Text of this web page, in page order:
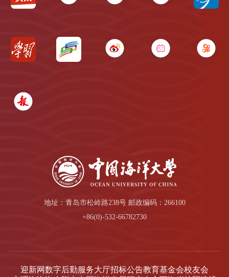
地址：青岛市松岭路238号 邮政编码：266100
+86(0)-532-66782730
迎新网数字后勤服务大厅招标公告教育基金会校友会